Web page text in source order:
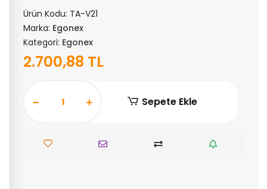
Ürün Kodu: TA-V21
Marka: Egonex
Kategori: Egonex
2.700,88 TL
Sepete Ekle